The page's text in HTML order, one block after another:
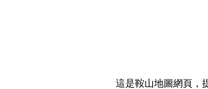
這是鞍山地圖網頁，